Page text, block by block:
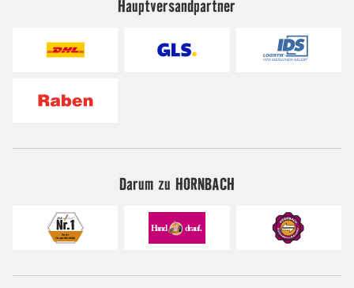
Hauptversandpartner
Darum zu HORNBACH